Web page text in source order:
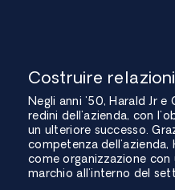
Costruire relazioni
Negli anni '50, Harald Jr e
redini dell'azienda, con
un ulteriore successo.
competenza dell'azienda,
come organizzazione
marchio all'interno del